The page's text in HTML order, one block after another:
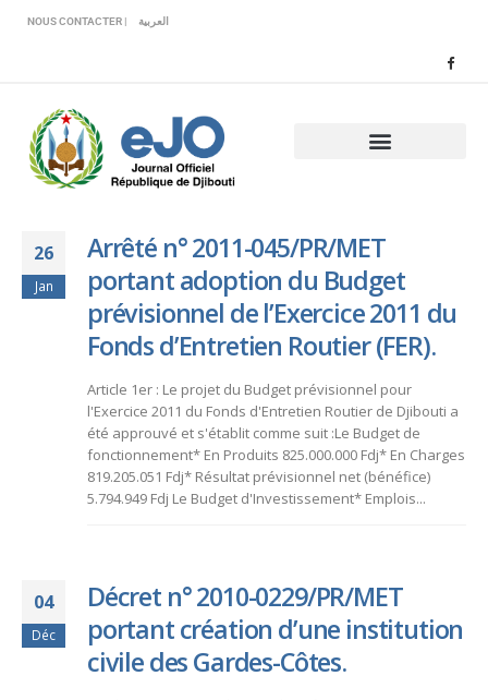
comprend
système
NOUS CONTACTER | العربية
26
Jan
Arrêté n° 2011-045/PR/MET
portant adoption du Budget
prévisionnel de l’Exercice 2011 du
Fonds d’Entretien Routier (FER).
Article 1er : Le projet du Budget prévisionnel pour
l'Exercice 2011 du Fonds d'Entretien Routier de Djibouti a
été approuvé et s'établit comme suit :Le Budget de
fonctionnement* En Produits 825.000.000 Fdj* En Charges
819.205.051 Fdj* Résultat prévisionnel net (bénéfice)
5.794.949 Fdj Le Budget d'Investissement* Emplois...
04
Déc
Décret n° 2010-0229/PR/MET
portant création d’une institution
civile des Gardes-Côtes.